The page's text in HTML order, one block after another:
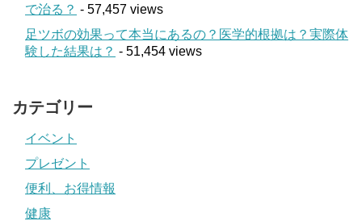
で治る？ - 57,457 views
足ツボの効果って本当にあるの？医学的根拠は？実際体
験した結果は？ - 51,454 views
カテゴリー
イベント
プレゼント
便利、お得情報
健康